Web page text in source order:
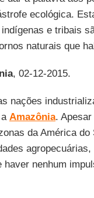
ecológica.
e tribais
naturais que
, 02-12-2015.
nações
Amazônia.
da América
nenhum